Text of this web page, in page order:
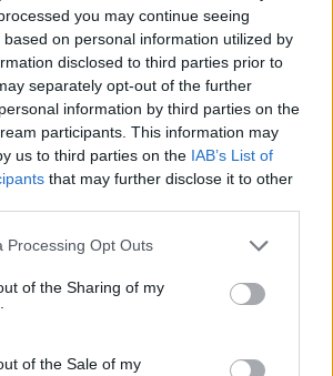
you may continue seeing
on personal information utilized by
disclosed to third parties prior to
separately opt-out of the further
information by third parties on the
participants. This information may
us to third parties on the IAB’s List of
that may further disclose it to other
Processing Opt Outs
of the Sharing of my
of the Sale of my